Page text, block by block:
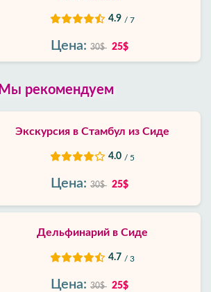
4.9 / 7
Цена: 30$ 25$
Мы рекомендуем
Экскурсия в Стамбул из Сиде
4.0 / 5
Цена: 30$ 25$
Дельфинарий в Сиде
4.7 / 3
Цена: 30$ 25$